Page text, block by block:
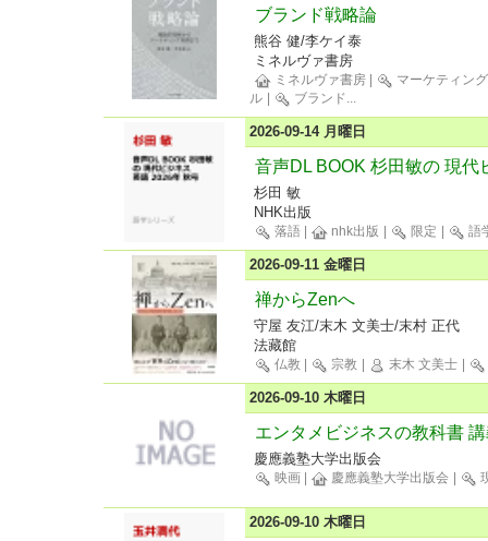
ブランド戦略論
熊谷 健/李ケイ泰
ミネルヴァ書房
ミネルヴァ書房
マーケティング
ル
ブランド...
2026-09-14 月曜日
音声DL BOOK 杉田敏の 現代
杉田 敏
NHK出版
落語 nhk出版 限定 語
2026-09-11 金曜日
禅からZenへ
守屋 友江/末木 文美士/末村 正代
法藏館
仏教 宗教 末木 文美士
2026-09-10 木曜日
エンタメビジネスの教科書
慶應義塾大学出版会
映画 慶應義塾大学出版会
2026-09-10 木曜日